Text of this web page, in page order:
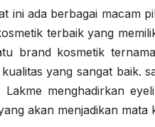
ini ada berbagai macam
terbaik yang
brand kosmetik
kualitas yang sangat baik.
Lakme menghadirkan
akan menjadikan mata